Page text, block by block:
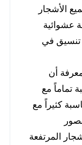
الأشجار
عشوائية
تنسيق في
أن
تماماً مع
كثيراً مع
المرتفعة